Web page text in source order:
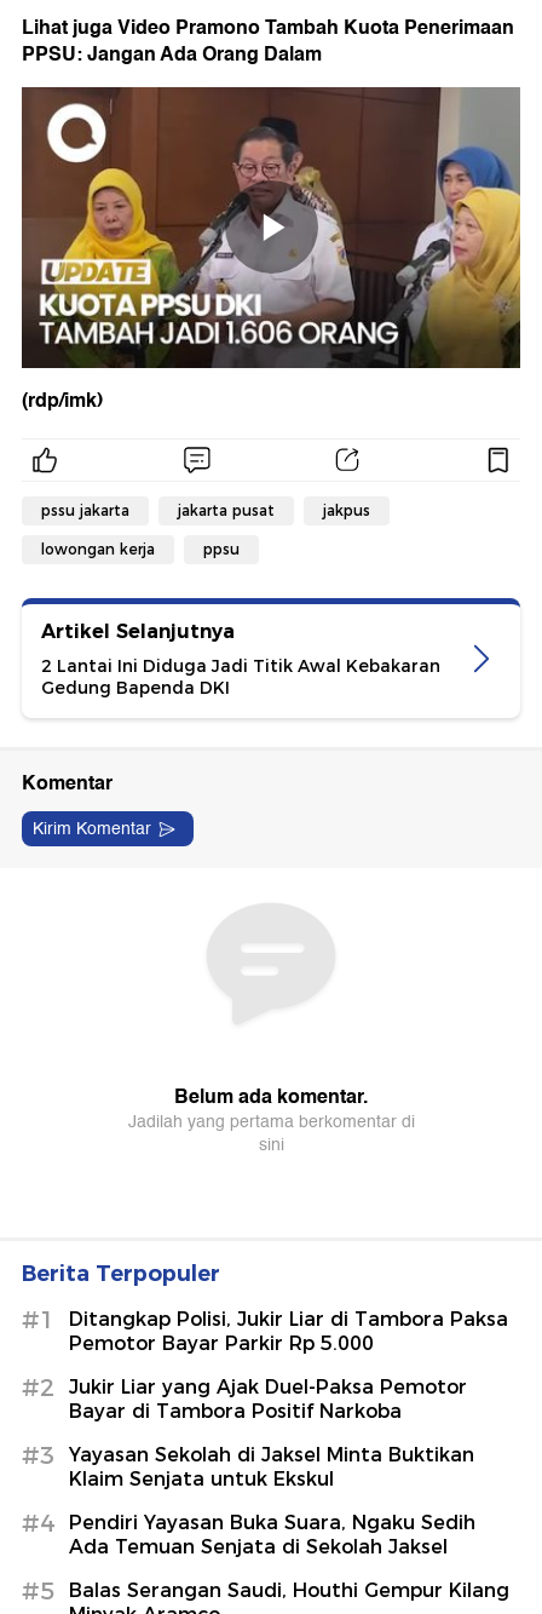
Lihat juga Video Pramono Tambah Kuota Penerimaan
PPSU: Jangan Ada Orang Dalam
(rdp/imk)
pssu jakarta jakarta pusat jakpus
lowongan kerja ppsu
Artikel Selanjutnya
2 Lantai Ini Diduga Jadi Titik Awal Kebakaran
Gedung Bapenda DKI
Berita Terpopuler
#1
Ditangkap Polisi, Jukir Liar di Tambora Paksa
Pemotor Bayar Parkir Rp 5.000
#2
Jukir Liar yang Ajak Duel-Paksa Pemotor
Bayar di Tambora Positif Narkoba
#3
Yayasan Sekolah di Jaksel Minta Buktikan
Klaim Senjata untuk Ekskul
#4
Pendiri Yayasan Buka Suara, Ngaku Sedih
Ada Temuan Senjata di Sekolah Jaksel
#5
Balas Serangan Saudi, Houthi Gempur Kilang